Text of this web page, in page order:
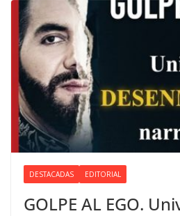
DESTACADAS EDITORIAL
GOLPE AL EGO.